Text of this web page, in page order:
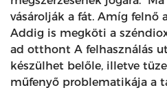
vásárolják a fát. Amíg felnő
Addig is megköti a
ad otthont A felhasználás
készülhet belőle, illetve
műfenyő problematikája a